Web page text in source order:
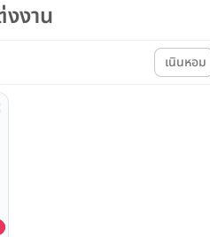
งาน
เนินหอม